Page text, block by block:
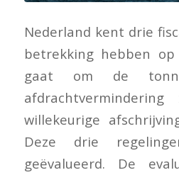
Nederland kent drie
betrekking hebben
gaat om de
willekeurige
Deze drie
geëvalueerd. De